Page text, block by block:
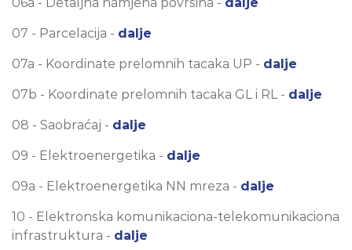
07 - Parcelacija - dalje
07a - Koordinate prelomnih tacaka UP - dalje
07b - Koordinate prelomnih tacaka GL i RL - dalje
08 - Saobraćaj - dalje
09 - Elektroenergetika - dalje
09a - Elektroenergetika NN mreza - dalje
10 - Elektronska komunikaciona-telekomunikaciona
infrastruktura - dalje